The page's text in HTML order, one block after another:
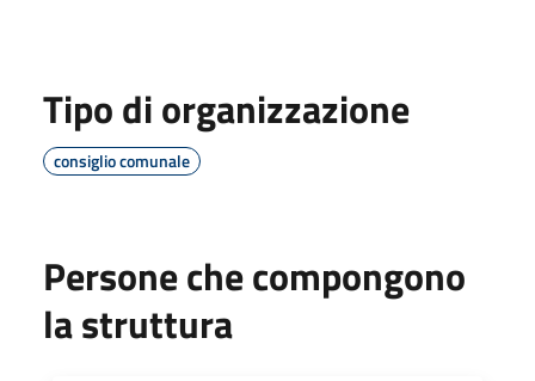
Tipo di organizzazione
consiglio comunale
Persone che compongono
la struttura